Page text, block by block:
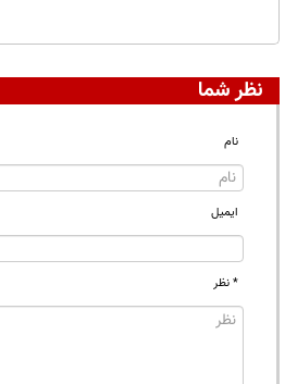
نظر شما
نام
ایمیل
* نظر